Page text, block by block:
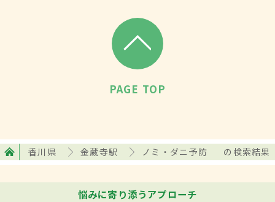
PAGE TOP
香川県 金蔵寺駅 ノミ・ダニ予防 の検索結果
悩みに寄り添うアプローチ